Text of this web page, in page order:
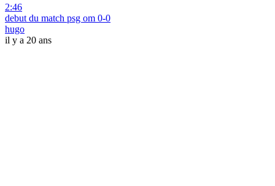
2:46
debut du match psg om 0-0
hugo
il y a 20 ans